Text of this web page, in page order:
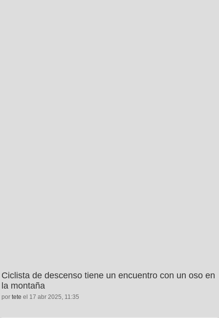
Ciclista de descenso tiene un encuentro con un oso en
la montaña
por tete el 17 abr 2025, 11:35